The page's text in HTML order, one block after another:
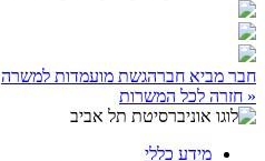
חבר מביא חברהגשת מועמדות למשרה
« חזרה לכל המשרות
מידע כללי